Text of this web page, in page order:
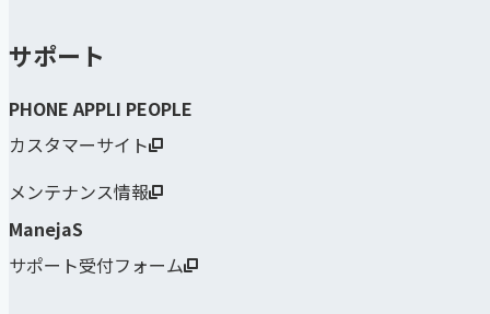
サポート
PHONE APPLI PEOPLE
カスタマーサイト
メンテナンス情報
ManejaS
サポート受付フォーム